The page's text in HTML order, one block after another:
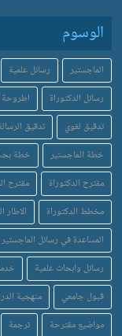
الوسوم
الماجستير رسائل علمية
رسائل الدكتوراة
اطروحة
تدقيق لغوي
تدقيق
خطة الماجستير
خطة
مقترح الدكتوراة
مقترح
مخطط الدكتوراة
الاطار
المساعدة في رسائل الماجستير
رسائل وابحاث علمية
قبول جامعي
منهجية
مواضيع مقترحة
ترجمة